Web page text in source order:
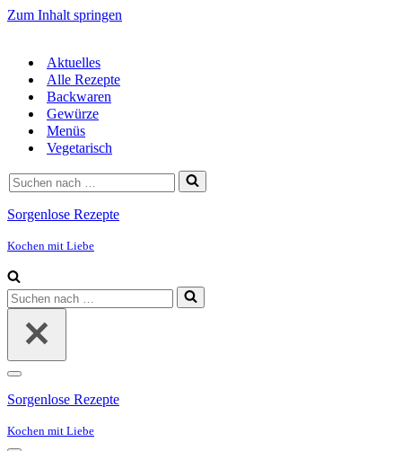
Zum Inhalt springen
Aktuelles
Alle Rezepte
Backwaren
Gewürze
Menüs
Vegetarisch
Suchen
nach …
Sorgenlose Rezepte
Kochen mit Liebe
Suchen
nach …
Navigationsmenü
Sorgenlose Rezepte
Kochen mit Liebe